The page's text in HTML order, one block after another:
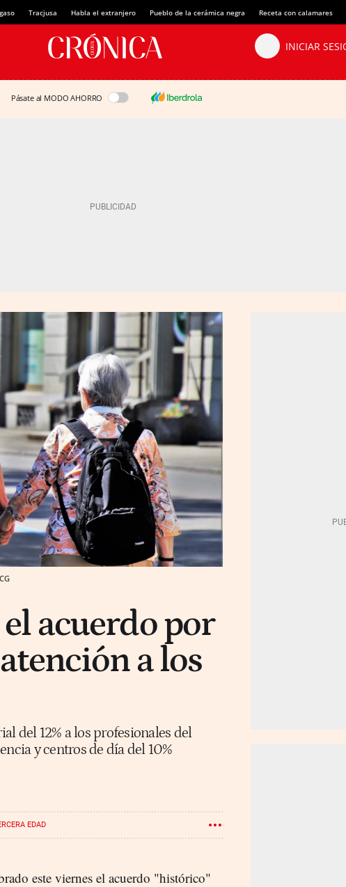
Tracjusa Habla el extranjero Pueblo de la cerámica negra Receta con calamares
Pásate al MODO AHORRO
acuerdo por
a los
del 12% a los profesionales del
y centros de día del 10%
EDAD
este viernes el acuerdo "histórico"